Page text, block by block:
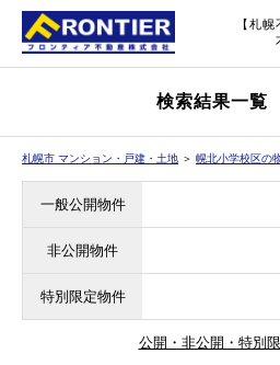
【札
検索結果一覧
札幌市 マンション・戸建・土地 ＞ 幌北小学校区の
一般公開物件
非公開物件
特別限定物件
公開・非公開・特別